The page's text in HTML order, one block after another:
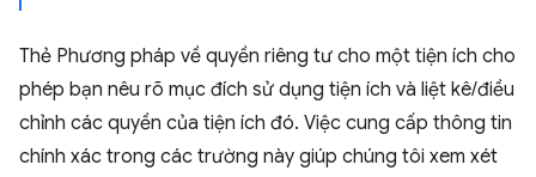
Thẻ Phương pháp về quyền riêng tư cho một tiện ích cho
phép bạn nêu rõ mục đích sử dụng tiện ích và liệt kê/điều
chỉnh các quyền của tiện ích đó. Việc cung cấp thông tin
chính xác trong các trường này giúp chúng tôi xem xét